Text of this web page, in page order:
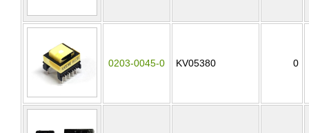
0203-0045-0 KV05380 0